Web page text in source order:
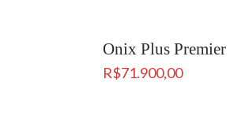
Onix Plus Premier
R$71.900,00